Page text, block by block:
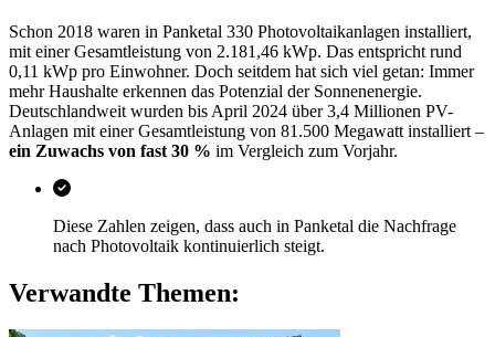
Schon 2018 waren in Panketal 330 Photovoltaikanlagen installiert,
mit einer Gesamtleistung von 2.181,46 kWp. Das entspricht rund
0,11 kWp pro Einwohner. Doch seitdem hat sich viel getan: Immer
mehr Haushalte erkennen das Potenzial der Sonnenenergie.
Deutschlandweit wurden bis April 2024 über 3,4 Millionen PV-
Anlagen mit einer Gesamtleistung von 81.500 Megawatt installiert –
ein Zuwachs von fast 30 % im Vergleich zum Vorjahr.
Diese Zahlen zeigen, dass auch in Panketal die Nachfrage
nach Photovoltaik kontinuierlich steigt.
Verwandte Themen: